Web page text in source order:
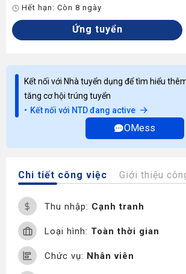
Hết hạn: Còn 8 ngày
Ứng tuyển
Kết nối với Nhà tuyển dụng để tìm hiểu
tăng cơ hội trúng tuyển
Kết nối với NTD đang active
OMess
Chi tiết công việc Giới thiệu
Thu nhập: Cạnh tranh
Loại hình: Toàn thời gian
Chức vụ: Nhân viên